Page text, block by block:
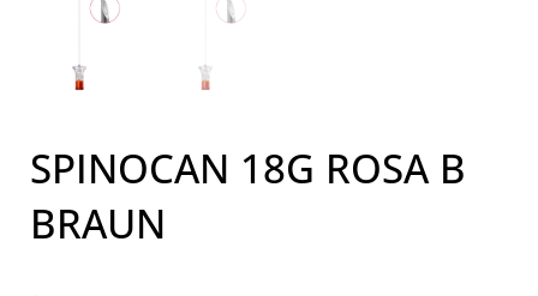
SPINOCAN 18G ROSA B
BRAUN